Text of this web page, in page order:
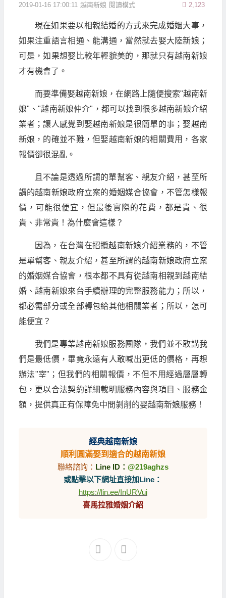
2019-01-16 17:00:11 越南新娘 2,123
閱讀模式
現在如果要以相親結婚的方式來完成婚姻大事，
如果注重語言相通、能溝通，當然就去娶大陸新娘；
可是，如果想娶比較年輕貌美的，那就只有越南新娘
才有機會了。
而要準備娶越南新娘，在網路上隨便搜索"越南新
娘"、"越南新娘仲介"，都可以找到很多越南新娘介紹
業者；讓人感覺到娶越南新娘是很簡單的事；娶越南
新娘，的確並不難，但娶越南新娘的相關費用，各家
報價卻很混亂。
且不論是透過所謂的單幫客、親友介紹，甚至所
謂的越南新娘政府立案的婚姻媒合協會，不管怎樣報
價，可能很便宜，但最後實際的花費，都是貴、很
貴、非常貴！為什麼會這樣？
因為，在台灣在招攬越南新娘介紹業務的，不管
是單幫客、親友介紹，甚至所謂的越南新娘政府立案
的婚姻媒合協會，根本都不具有從越南相親到越南結
婚、越南新娘來台手續辦理的完整服務能力；所以，
都必需部分或全部轉包給其他相關業者；所以，怎可
能便宜？
我們是專業越南新娘服務團隊，我們並不敢講我
們是最低價，畢竟永遠有人敢喊出更低的價格，再想
辦法"宰"；但我們的相關報價，不但不用經過層層轉
包，更以合法契約詳細載明服務內容與項目、服務金
額，提供真正有保障免中間剝削的娶越南新娘服務！
經典越南新娘
順利圓滿娶到適合的越南新娘
聯絡諮詢： Line ID： @219aghzs
或點擊以下網址直接加Line：
https://lin.ee/InURVui
喜馬拉雅婚姻介紹